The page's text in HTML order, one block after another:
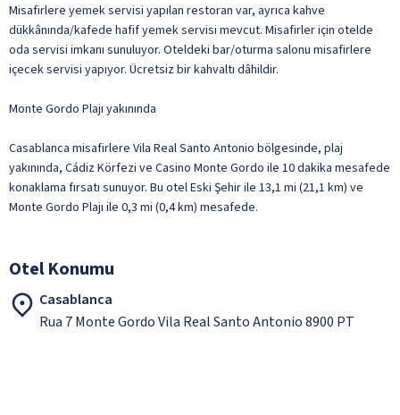
Misafirlere yemek servisi yapılan restoran var, ayrıca kahve
dükkânında/kafede hafif yemek servisi mevcut. Misafirler için otelde
oda servisi imkanı sunuluyor. Oteldeki bar/oturma salonu misafirlere
içecek servisi yapıyor. Ücretsiz bir kahvaltı dâhildir.
Monte Gordo Plajı yakınında
Casablanca misafirlere Vila Real Santo Antonio bölgesinde, plaj
yakınında, Cádiz Körfezi ve Casino Monte Gordo ile 10 dakika mesafede
konaklama fırsatı sunuyor. Bu otel Eski Şehir ile 13,1 mi (21,1 km) ve
Monte Gordo Plajı ile 0,3 mi (0,4 km) mesafede.
Otel Konumu
Casablanca
Rua 7 Monte Gordo Vila Real Santo Antonio 8900 PT